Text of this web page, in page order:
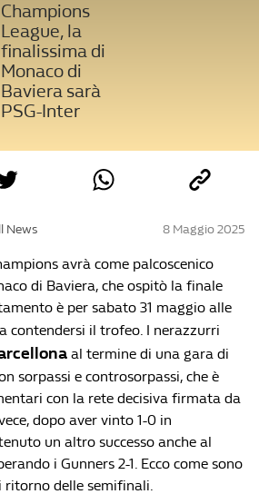
Champions
League, la
finalissima di
Monaco di
Baviera sarà
PSG-Inter
News 8 Maggio 2025
avrà come palcoscenico
di Baviera, che ospitò la finale
è per sabato 31 maggio alle
a contendersi il trofeo. I nerazzurri
al termine di una gara di
sorpassi e controsorpassi, che è
con la rete decisiva firmata da
dopo aver vinto 1-0 in
un altro successo anche al
i Gunners 2-1. Ecco come sono
ritorno delle semifinali.